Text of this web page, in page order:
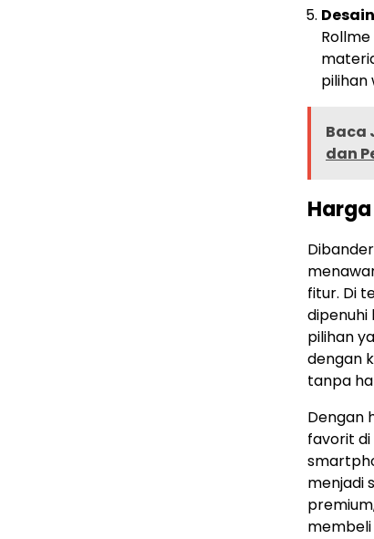
pilihan
Baca
dan
fitur. Di
dipenuhi
pilihan
dengan
tanpa
Dengan
favorit
menjadi